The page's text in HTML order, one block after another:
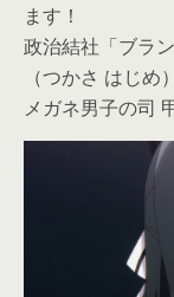
ます！
政治結社「ブラ
（つかさ はじめ
メガネ男子の司